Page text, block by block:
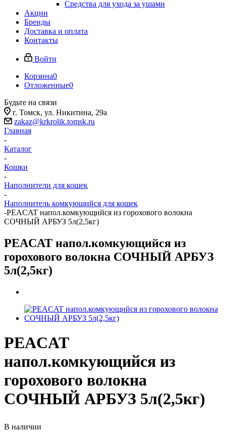
Средства для ухода за ушами
Акции
Бренды
Доставка и оплата
Контакты
Войти
Корзина0
Отложенные0
Будьте на связи
г. Томск, ​ул. Никитина, 29а
zakaz@krkrolik.tomsk.ru
Главная
-
Каталог
-
Кошки
-
Наполнители для кошек
-
Наполнитель комкующийся для кошек
-PEACAT напол.комкующийся из горохового волокна
СОЧНЫЙ АРБУЗ 5л(2,5кг)
PEACAT напол.комкующийся из
горохового волокна СОЧНЫЙ АРБУЗ
5л(2,5кг)
PEACAT
напол.комкующийся из
горохового волокна
СОЧНЫЙ АРБУЗ 5л(2,5кг)
В наличии